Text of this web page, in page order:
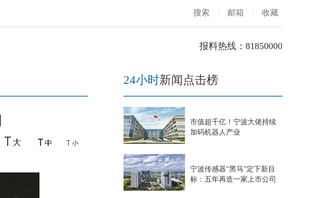
搜索 | 邮箱 | 收藏
报料热线：81850000
24小时新闻点击榜
市值超千亿！宁波大佬持续
加码机器人产业
宁波传感器“黑马”定下新目
标：五年再造一家上市公司